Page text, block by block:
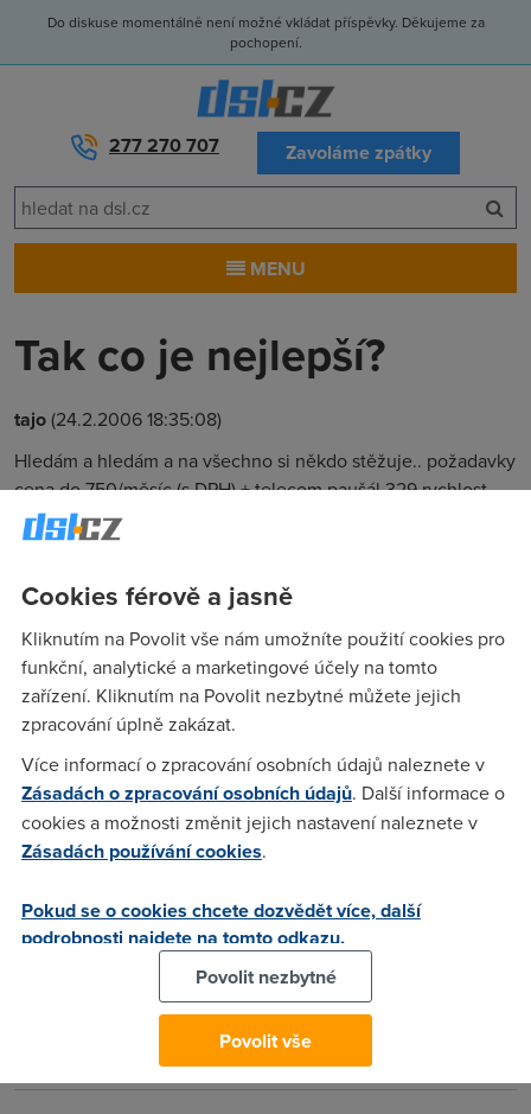
Do diskuse momentálně není možné vkládat příspěvky. Děkujeme za
pochopení.
277 270 707 Zavoláme zpátky
MENU
Tak co je nejlepší?
tajo(24.2.2006 18:35:08)
Hledám a hledám a na všechno si někdo stěžuje.. požadavky
cena do 750/měsíc (s DPH) + telecom paušál 329 rychlost
512+/256 agregace max 1:20 bez FUP bez limitu existuje
něco takovýho? :)
Nargon(24.2.2006 19:12:51)
Jedine Bluetone premium 1024/256 za 489 (bez dph) +
telecom pausal. nebo 2048/512 za 589 (bez dph) + telecom
pausal. Agregace 1:20, bez limitu. Jedine a opravdu zasadni
omezeni je pokryti, ktere je vazne male. Jinak nic jineho
neexistuje, to co je dostupne pres sit telecomu ma u vsech
isp nejake omezeni, vyssi agregaci a i cenu. Jedine se zkusit
poohlednout po svem okoli jestli tam neexistuje nejaky
(24.2.2006 20:51:11)
No právě že tu mám "skvělou" wifi... nikomu to nepřeju..
rychlost 512/256 ping 50ms reál přes den 250 večer 70, ping
Cookies férově a jasně
Kliknutím na Povolit vše nám umožníte použití cookies pro
funkční, analytické a marketingové účely na tomto
zařízení. Kliknutím na Povolit nezbytné můžete jejich
zpracování úplně zakázat.
Více informací o zpracování osobních údajů naleznete v
Zásadách o zpracování osobních údajů. Další informace o
cookies a možnosti změnit jejich nastavení naleznete v
Zásadách používání cookies.
Pokud se o cookies chcete dozvědět více, další
podrobnosti najdete na tomto odkazu.
Povolit nezbytné
Povolit vše